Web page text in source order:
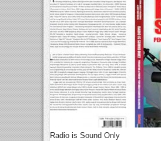
Radio is Sound Only